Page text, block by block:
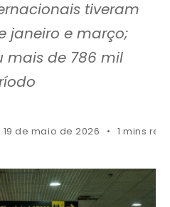
tiveram
janeiro e março;
mais de 786 mil
19 de maio de 2026 1 mins